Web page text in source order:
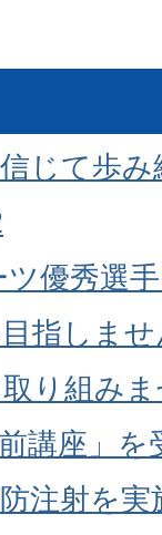
じて歩
優秀選
指しま
り組み
講座」
注射を